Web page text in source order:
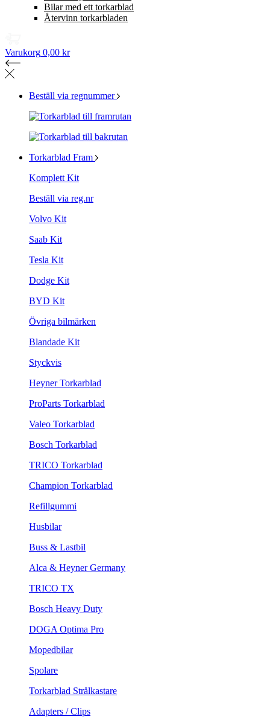
Bilar med ett torkarblad
Återvinn torkarbladen
Varukorg 0,00 kr
Beställ via regnummer
Torkarblad Fram
Komplett Kit
Beställ via reg.nr
Volvo Kit
Saab Kit
Tesla Kit
Dodge Kit
BYD Kit
Övriga bilmärken
Blandade Kit
Styckvis
Heyner Torkarblad
ProParts Torkarblad
Valeo Torkarblad
Bosch Torkarblad
TRICO Torkarblad
Champion Torkarblad
Refillgummi
Husbilar
Buss & Lastbil
Alca & Heyner Germany
TRICO TX
Bosch Heavy Duty
DOGA Optima Pro
Mopedbilar
Spolare
Torkarblad Strålkastare
Adapters / Clips